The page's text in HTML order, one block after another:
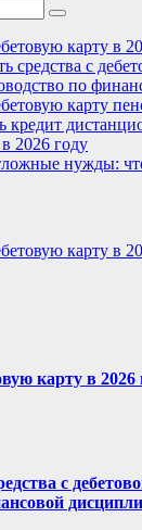
карту в
средства с
по
карту
кредит
2026 году
нужды:
карту в
карту в 2026
с